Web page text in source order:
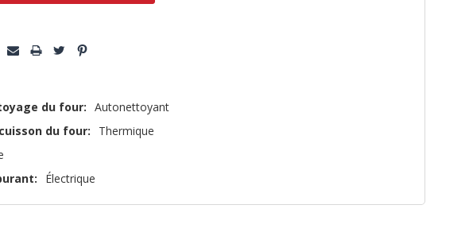
du four: Autonettoyant
du four:
Thermique
Électrique